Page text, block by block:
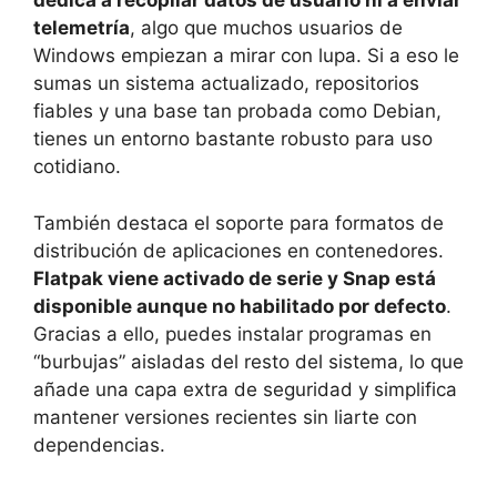
telemetría, algo que muchos usuarios de
Windows empiezan a mirar con lupa. Si a eso le
sumas un sistema actualizado, repositorios
fiables y una base tan probada como Debian,
tienes un entorno bastante robusto para uso
cotidiano.
También destaca el soporte para formatos de
distribución de aplicaciones en contenedores.
Flatpak viene activado de serie y Snap está
disponible aunque no habilitado por defecto.
Gracias a ello, puedes instalar programas en
“burbujas” aisladas del resto del sistema, lo que
añade una capa extra de seguridad y simplifica
mantener versiones recientes sin liarte con
dependencias.